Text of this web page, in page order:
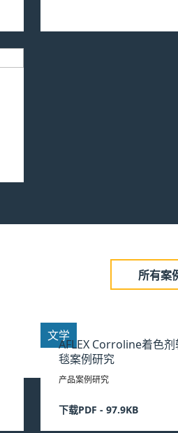
所有案
文学
AFLEX Corroline着色
毯案例研究
产品案例研究
下载PDF - 97.9KB